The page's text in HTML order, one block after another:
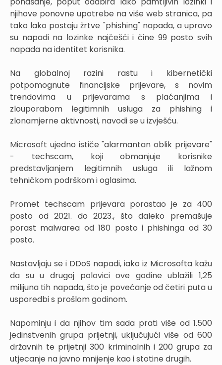
njihove ponovne upotrebe na više web stranica, pa
tako lako postaju žrtve "phishing" napada, a upravo
su napadi na lozinke najčešći i čine 99 posto svih
napada na identitet korisnika.
Na globalnoj razini rastu i kibernetički
potpomognute financijske prijevare, s novim
trendovima u prijevarama s plaćanjima i
zlouporabom legitimnih usluga za phishing i
zlonamjerne aktivnosti, navodi se u izvješću.
Microsoft ujedno ističe "alarmantan oblik prijevare"
- techscam, koji obmanjuje korisnike
predstavljanjem legitimnih usluga ili lažnom
tehničkom podrškom i oglasima.
Promet techscam prijevara porastao je za 400
posto od 2021. do 2023., što daleko premašuje
porast malwarea od 180 posto i phishinga od 30
posto.
Nastavljaju se i DDoS napadi, iako iz Microsofta kažu
da su u drugoj polovici ove godine ublažili 1,25
milijuna tih napada, što je povećanje od četiri puta u
usporedbi s prošlom godinom.
Napominju i da njihov tim sada prati više od 1.500
jedinstvenih grupa prijetnji, uključujući više od 600
državnih te prijetnji 300 kriminalnih i 200 grupa za
utjecanje na javno mnijenje kao i stotine drugih.